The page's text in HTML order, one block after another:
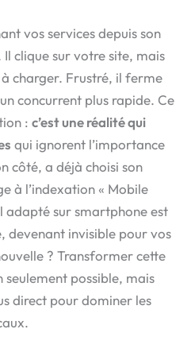
vos services depuis son
clique sur votre site, mais
charger. Frustré, il ferme
concurrent plus rapide. Ce
: c’est une réalité qui
qui ignorent l’importance
côté, a déjà choisi son
à l’indexation « Mobile
adapté sur smartphone est
devenant invisible pour vos
? Transformer cette
possible, mais
direct pour dominer les